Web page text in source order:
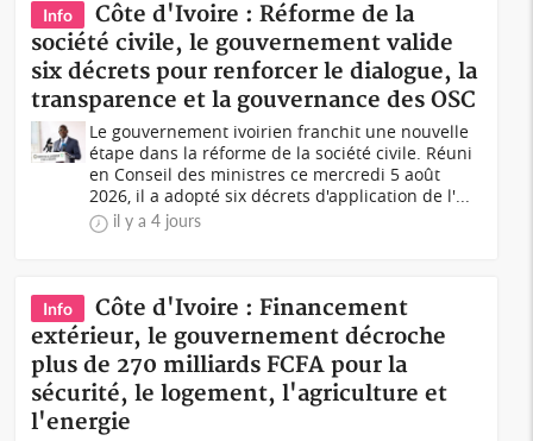
Info
Côte d'Ivoire : Réforme de la
société civile, le gouvernement valide
six décrets pour renforcer le dialogue, la
transparence et la gouvernance des OSC
Le gouvernement ivoirien franchit une nouvelle
étape dans la réforme de la société civile. Réuni
en Conseil des ministres ce mercredi 5 août
2026, il a adopté six décrets d'application de l'...
il y a 4 jours
Info
Côte d'Ivoire : Financement
extérieur, le gouvernement décroche
plus de 270 milliards FCFA pour la
sécurité, le logement, l'agriculture et
l'energie